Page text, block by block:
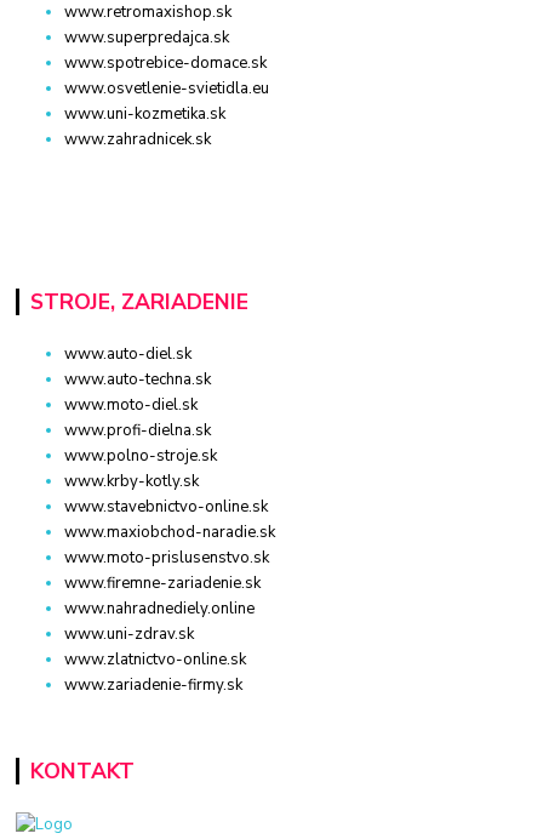
www.retromaxishop.sk
www.superpredajca.sk
www.spotrebice-domace.sk
www.osvetlenie-svietidla.eu
www.uni-kozmetika.sk
www.zahradnicek.sk
STROJE, ZARIADENIE
www.auto-diel.sk
www.auto-techna.sk
www.moto-diel.sk
www.profi-dielna.sk
www.polno-stroje.sk
www.krby-kotly.sk
www.stavebnictvo-online.sk
www.maxiobchod-naradie.sk
www.moto-prislusenstvo.sk
www.firemne-zariadenie.sk
www.nahradnediely.online
www.uni-zdrav.sk
www.zlatnictvo-online.sk
www.zariadenie-firmy.sk
KONTAKT